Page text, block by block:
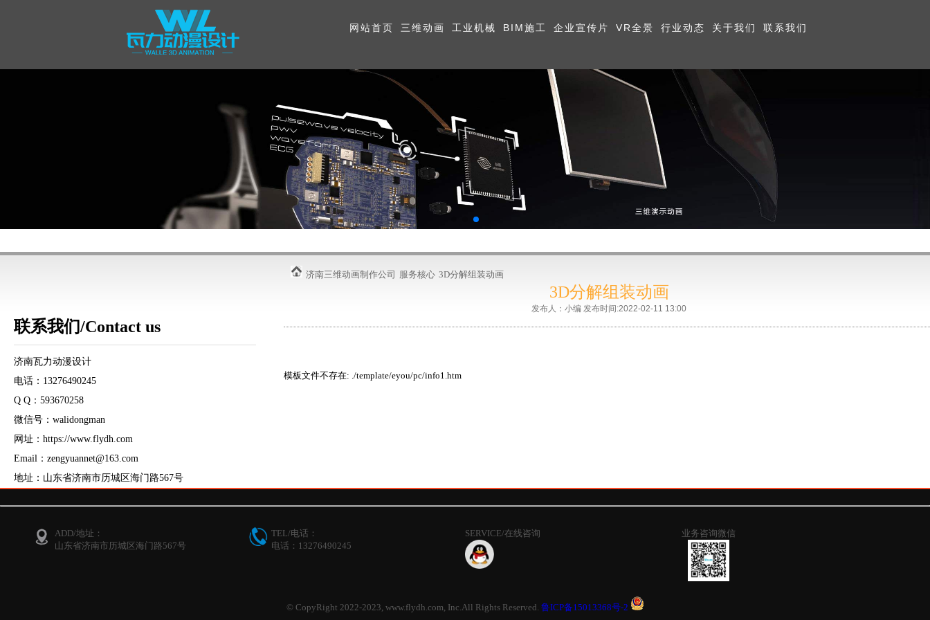
网站首页 三维动画 工业机械 BIM施工 企业宣传片 VR全景 行业动态 关于我们 联系我们
联系我们/Contact us
济南瓦力动漫设计
电话：13276490245
Q Q：593670258
微信号：walidongman
网址：https://www.flydh.com
Email：zengyuannet@163.com
地址：山东省济南市历城区海门路567号
济南三维动画制作公司 服务核心 3D分解组装动画
3D分解组装动画
发布人：小编 发布时间:2022-02-11 13:00
模板文件不存在: ./template/eyou/pc/info1.htm
ADD/地址：
山东省济南市历城区海门路567号
TEL/电话：
电话：13276490245
SERVICE/在线咨询 业务咨询微信
© CopyRight 2022-2023, www.flydh.com, Inc.All Rights Reserved. 鲁ICP备15013368号-2